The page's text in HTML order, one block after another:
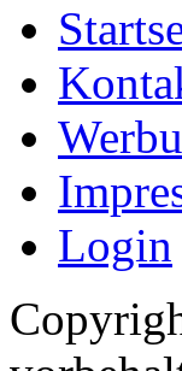
Login